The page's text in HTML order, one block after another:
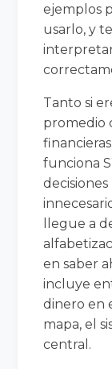
ejemplos
usarlo, y
Tanto si
promedio
funciona
llegue a
en saber
incluye
dinero en
mapa, el
central.